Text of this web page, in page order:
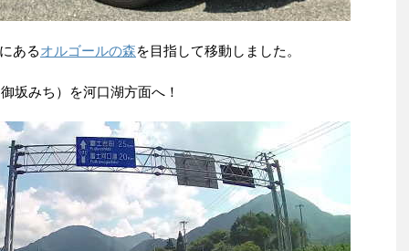
あるオルゴールの森を目指して移動しました。
坂みち）を河口湖方面へ！